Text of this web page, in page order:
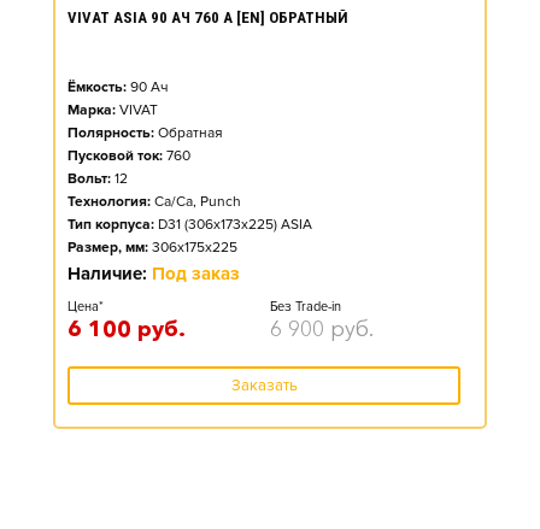
VIVAT ASIA 90 АЧ 760 А [EN] ОБРАТНЫЙ
Ёмкость: 90 Ач
Марка: VIVAT
Полярность: Обратная
Пусковой ток: 760
Вольт: 12
Технология: Ca/Ca, Punch
Тип корпуса: D31 (306x173x225) ASIA
Размер, мм: 306x175x225
Наличие: Под заказ
Цена*
6 100 руб.
Без Trade-in
6 900 руб.
Заказать